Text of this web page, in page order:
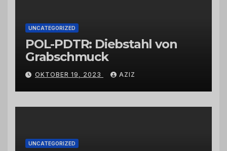
UNCATEGORIZED
POL-PDTR: Diebstahl von
Grabschmuck
OKTOBER 19, 2023 AZIZ
UNCATEGORIZED